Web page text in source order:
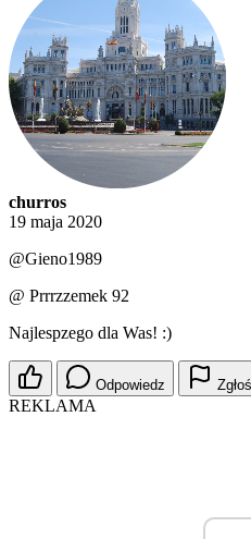
churros
19 maja 2020
@Gieno1989
@ Prrrzzemek 92
Najlespzego dla Was! :)
Odpowiedz Zgłoś
REKLAMA